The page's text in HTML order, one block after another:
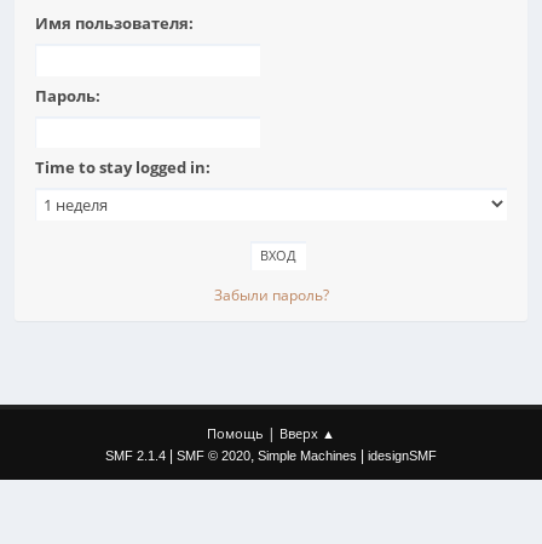
Имя пользователя:
Пароль:
Time to stay logged in:
Забыли пароль?
Помощь | Вверх ▲
SMF 2.1.4 SMF © 2020, Simple Machines idesignSMF